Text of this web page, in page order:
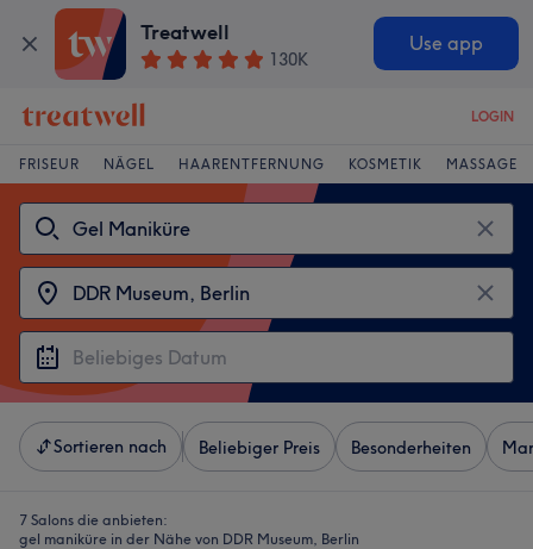
Treatwell
130K
Use app
LOGIN
FRISEUR NÄGEL HAARENTFERNUNG KOSMETIK MASSAGE
Sortieren nach Beliebiger Preis Besonderheiten
7 Salons die anbieten:
gel maniküre in der Nähe von DDR Museum, Berlin